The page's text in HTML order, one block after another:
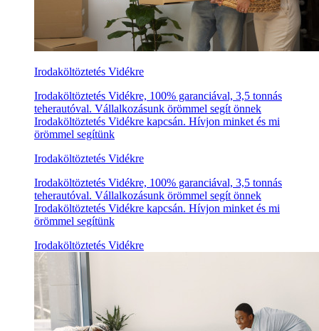
Irodaköltöztetés Vidékre
Irodaköltöztetés Vidékre, 100% garanciával, 3,5 tonnás
teherautóval. Vállalkozásunk örömmel segít önnek
Irodaköltöztetés Vidékre kapcsán. Hívjon minket és mi
örömmel segítünk
Irodaköltöztetés Vidékre
Irodaköltöztetés Vidékre, 100% garanciával, 3,5 tonnás
teherautóval. Vállalkozásunk örömmel segít önnek
Irodaköltöztetés Vidékre kapcsán. Hívjon minket és mi
örömmel segítünk
Irodaköltöztetés Vidékre